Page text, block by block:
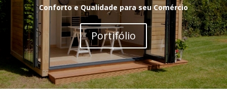
Conforto e Qualidade para seu Comércio
Portifólio